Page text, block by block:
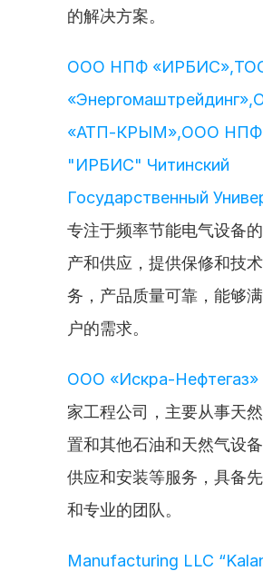
的解决方案。
ООО НПФ
«АТП-КРЫМ»,ООО НПФ
"ИРБИС" Читинский
Государственный
专注于频率节能电气设备
产和供应，提供保修和技
务，产品质量可靠，能够
户的需求。
ООО «Искра-Нефтегаз»
家工程公司，主要从事天
置和其他石油和天然气设备
供应和安装等服务，具备
和专业的团队。
Manufacturing LLC